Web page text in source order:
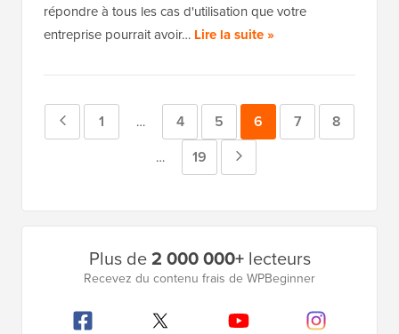
répondre à tous les cas d'utilisation que votre
entreprise pourrait avoir… Lire la suite »
PagePage
1
Pages
intermédiaires
omises
… Page
4 Page
5 Page
6 Page
7 Page
8
Pages
intermédiaires
… Page
19
Plus de2 000 000+lecteurs
Recevez du contenu frais de WPBeginner